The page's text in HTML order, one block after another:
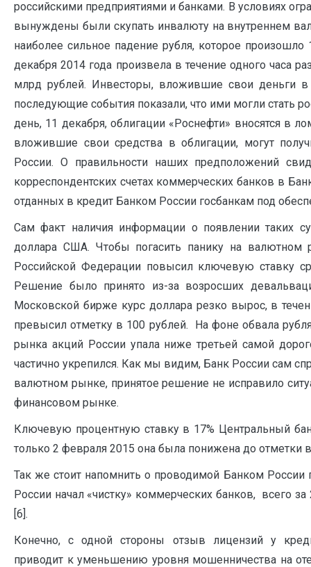
российскими предприятиями и банками. В условиях
вынуждены были скупать инвалюту на внутреннем
наиболее сильное падение рубля, которое
декабря 2014 года произвела в течение одного часа
млрд рублей. Инвесторы, вложившие свои деньги в
последующие события показали, что ими могли стать
день, 11 декабря, облигации «Роснефти» вносятся в
вложившие свои средства в облигации, могут
России. О правильности наших предположений
корреспондентских счетах коммерческих банков в
отданных в кредит Банком России госбанкам под
Сам факт наличия информации о появлении
доллара США. Чтобы погасить панику на
Российской Федерации повысил ключевую ставку
Решение было принято из-за возросших
Московской бирже курс доллара резко вырос, в
превысил отметку в 100 рублей. На фоне обвала
рынка акций России упала ниже третьей самой
частично укрепился. Как мы видим, Банк России сам
валютном рынке, принятое решение не исправило
финансовом рынке.
Ключевую процентную ставку в 17% Центральный
только 2 февраля 2015 она была понижена до отметки
Так же стоит напомнить о проводимой Банком России
России начал «чистку» коммерческих банков, всего
[6].
Конечно, с одной стороны отзыв лицензий у
приводит к уменьшению уровня мошенничества на